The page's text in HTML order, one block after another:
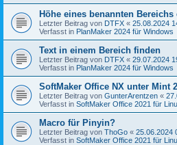
Höhe eines benannten
Letzter Beitrag von DTFX « 25.08.2024
Verfasst in PlanMaker 2024 für Windows
Text in einem Bereich finden
Letzter Beitrag von DTFX « 29.07.2024
Verfasst in PlanMaker 2024 für Windows
SoftMaker Office NX unter Mint
Letzter Beitrag von GunterArentzen «
Verfasst in SoftMaker Office 2021 für
Macro für Pinyin?
Letzter Beitrag von ThoGo « 25.06.2024
Verfasst in SoftMaker Office 2021 für